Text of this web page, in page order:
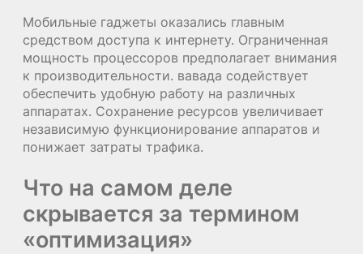
Мобильные гаджеты оказались главным
средством доступа к интернету. Ограниченная
мощность процессоров предполагает внимания
к производительности. вавада содействует
обеспечить удобную работу на различных
аппаратах. Сохранение ресурсов увеличивает
независимую функционирование аппаратов и
понижает затраты трафика.
Что на самом деле
скрывается за термином
«оптимизация»